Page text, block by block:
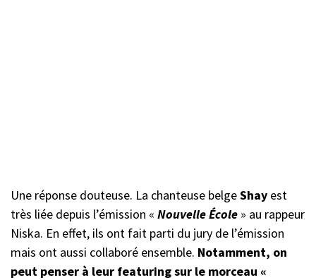
Une réponse douteuse. La chanteuse belgeShay est
très liée depuis l’émission « Nouvelle École » au rappeur
Niska. En effet, ils ont fait parti du jury de l’émission
mais ont aussi collaboré ensemble. Notamment, on
peut penser à leur featuring sur le morceau «